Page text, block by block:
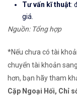
Tư vấn kĩ thuật:
giá.
Nguồn: Tổng hợp
*Nếu chưa có tài
chuyển tài khoản
hơn, bạn hãy tham
Cặp Ngoại Hối, Chỉ